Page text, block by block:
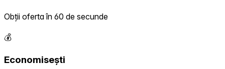
Obții oferta în 60 de secunde
💰
Economisești